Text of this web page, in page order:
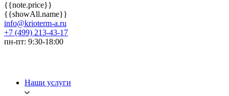
{{note.price}}
{{showAll.name}}
info@krioterm-a.ru
+7 (499) 213-43-17
пн-пт: 9:30-18:00
Наши услуги